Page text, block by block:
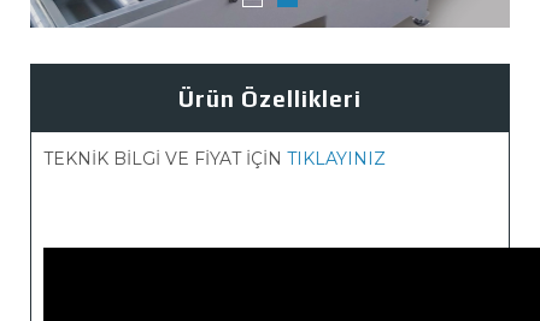
Ürün Özellikleri
TEKNİK BİLGİ VE FİYAT İÇİN TIKLAYINIZ